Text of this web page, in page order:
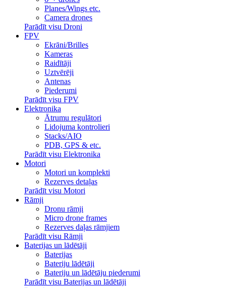
Planes/Wings etc.
Camera drones
Parādīt visu Droni
FPV
Ekrāni/Brilles
Kameras
Raidītāji
Uztvērēji
Antenas
Piederumi
Parādīt visu FPV
Elektronika
Ātrumu regulātori
Lidojuma kontrolieri
Stacks/AIO
PDB, GPS & etc.
Parādīt visu Elektronika
Motori
Motori un komplekti
Rezerves detaļas
Parādīt visu Motori
Rāmji
Dronu rāmji
Micro drone frames
Rezerves daļas rāmjiem
Parādīt visu Rāmji
Baterijas un lādētāji
Baterijas
Bateriju lādētāji
Bateriju un lādētāju piederumi
Parādīt visu Baterijas un lādētāji